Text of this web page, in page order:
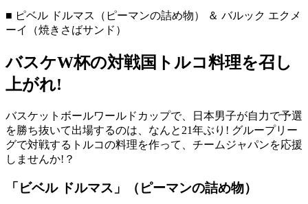
■ ピベル ドルマス（ピーマンの詰め物） ＆ バルック エクメ
ーイ（焼きさばサンド）
バスケW杯の対戦国トルコ料理を召し
上がれ!
バスケットボールワールドカップで、日本男子が自力で予選
を勝ち抜いて出場するのは、なんと21年ぶり! グループリー
グで対戦するトルコの料理を作って、チームジャパンを応援
しませんか!？
「ビベル ドルマス」（ピーマンの詰め物）